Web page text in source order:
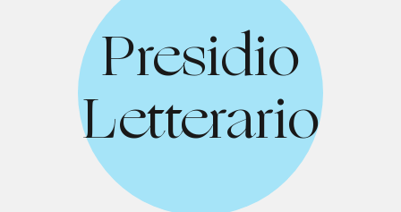
Presidio
Letterario